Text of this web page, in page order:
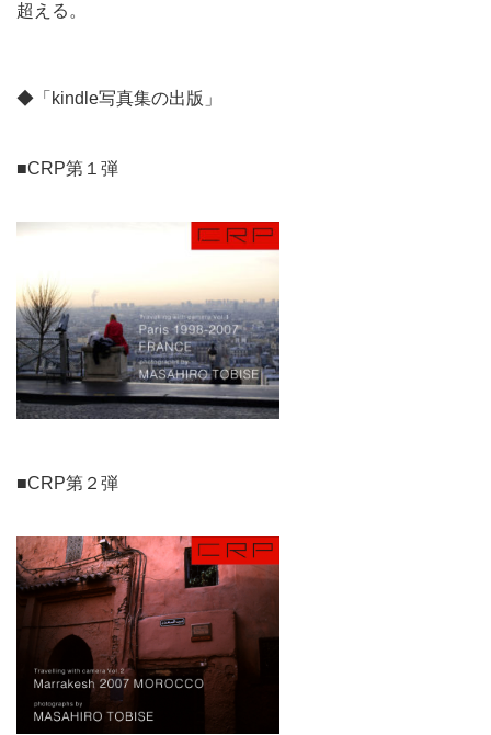
超える。
◆「kindle写真集の出版」
■CRP第１弾
■CRP第２弾